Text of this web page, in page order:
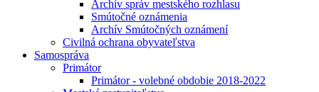
Archív správ mestského rozhlasu
Smútočné oznámenia
Archív Smútočných oznámení
Civilná ochrana obyvateľstva
Samospráva
Primátor
Primátor - volebné obdobie 2018-2022